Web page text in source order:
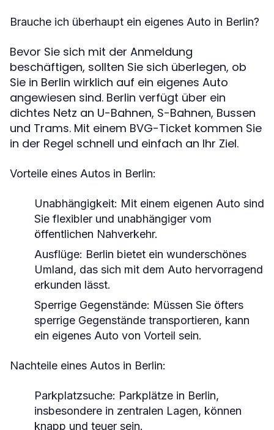
Brauche ich überhaupt ein eigenes Auto in Berlin?
Bevor Sie sich mit der Anmeldung
beschäftigen, sollten Sie sich überlegen, ob
Sie in Berlin wirklich auf ein eigenes Auto
angewiesen sind. Berlin verfügt über ein
dichtes Netz an U-Bahnen, S-Bahnen, Bussen
und Trams. Mit einem BVG-Ticket kommen Sie
in der Regel schnell und einfach an Ihr Ziel.
Vorteile eines Autos in Berlin:
Unabhängigkeit: Mit einem eigenen Auto sind
Sie flexibler und unabhängiger vom
öffentlichen Nahverkehr.
Ausflüge: Berlin bietet ein wunderschönes
Umland, das sich mit dem Auto hervorragend
erkunden lässt.
Sperrige Gegenstände: Müssen Sie öfters
sperrige Gegenstände transportieren, kann
ein eigenes Auto von Vorteil sein.
Nachteile eines Autos in Berlin:
Parkplatzsuche: Parkplätze in Berlin,
insbesondere in zentralen Lagen, können
knapp und teuer sein.